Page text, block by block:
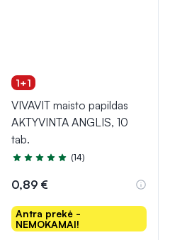
1+1
VIVAVIT maisto papildas
AKTYVINTA ANGLIS, 10
tab.
Įvertinimas 5.0 iš 5
(14)
0,89 €
Antra prekė -
NEMOKAMAI!